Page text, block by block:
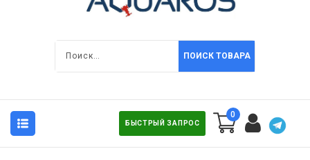
ПОИСК ТОВАРА
БЫСТРЫЙ ЗАПРОС
0